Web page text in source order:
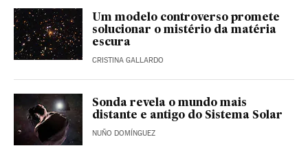
Um modelo controverso promete
solucionar o mistério da matéria
escura
CRISTINA GALLARDO
Sonda revela o mundo mais
distante e antigo do Sistema Solar
NUÑO DOMÍNGUEZ